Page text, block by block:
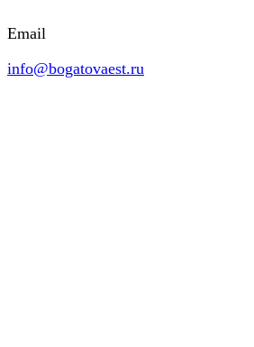
Email
info@bogatovaest.ru